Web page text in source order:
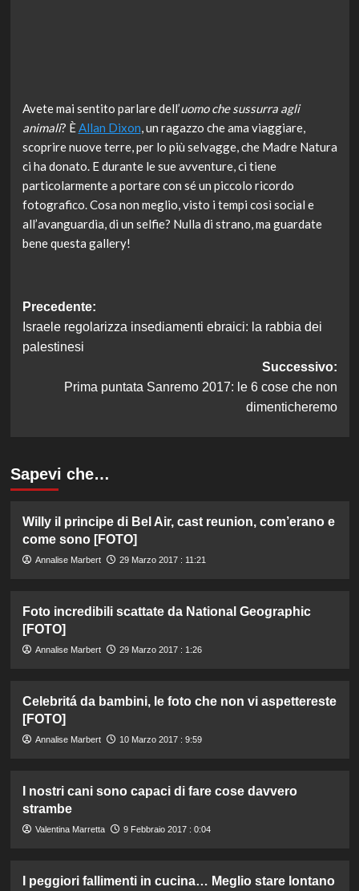
Avete mai sentito parlare dell’uomo che sussurra agli
animali? ÈAllan Dixon, un ragazzo che ama viaggiare,
scoprire nuove terre, per lo più selvagge, che Madre Natura
ci ha donato. E durante le sue avventure, ci tiene
particolarmente a portare con sé un piccolo ricordo
fotografico. Cosa non meglio, visto i tempi così social e
all’avanguardia, di un selfie? Nulla di strano, ma guardate
bene questa gallery!
Navigazione
articolo
Precedente:
Israele regolarizza insediamenti ebraici: la rabbia dei
palestinesi
Successivo:
Prima puntata Sanremo 2017: le 6 cose che non
dimenticheremo
Sapevi che…
Willy il principe di Bel Air, cast reunion, com’erano e
come sono [FOTO]
Annalise Marbert 29 Marzo 2017 : 11:21
Foto incredibili scattate da National Geographic
[FOTO]
Annalise Marbert 29 Marzo 2017 : 1:26
Celebritá da bambini, le foto che non vi aspettereste
[FOTO]
Annalise Marbert 10 Marzo 2017 : 9:59
I nostri cani sono capaci di fare cose davvero
strambe
Valentina Marretta 9 Febbraio 2017 : 0:04
I peggiori fallimenti in cucina… Meglio stare lontano